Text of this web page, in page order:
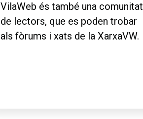
VilaWeb és també una comunitat
de lectors, que es poden trobar
als fòrums i xats de la XarxaVW.